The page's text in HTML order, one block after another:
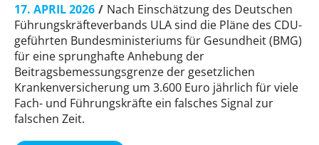
17. APRIL 2026
Nach Einschätzung des Deutschen
Führungskräfteverbands ULA sind die Pläne des CDU-
geführten Bundesministeriums für Gesundheit (BMG)
für eine sprunghafte Anhebung der
Beitragsbemessungsgrenze der gesetzlichen
Krankenversicherung um 3.600 Euro jährlich für viele
Fach- und Führungskräfte ein falsches Signal zur
falschen Zeit.